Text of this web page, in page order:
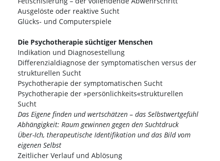
Ausgelöste oder reaktive Sucht
Glücks- und Computerspiele
Die Psychotherapie süchtiger Menschen
Indikation und Diagnosestellung
Differenzialdiagnose der symptomatischen versus der
strukturellen Sucht
Psychotherapie der symptomatischen Sucht
Psychotherapie der »persönlichkeits«strukturellen
Sucht
Das Eigene finden und wertschätzen – das Selbstwertgefühl
Abhängigkeit: Raum gewinnen gegen den Suchtdruck
Über-Ich, therapeutische Identifikation und das Bild vom
eigenen Selbst
Zeitlicher Verlauf und Ablösung